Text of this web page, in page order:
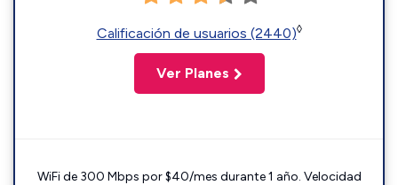
Calificación de usuarios (2440)◊
Ver Planes
WiFi de 300 Mbps por $40/mes durante 1 año. Velocidad